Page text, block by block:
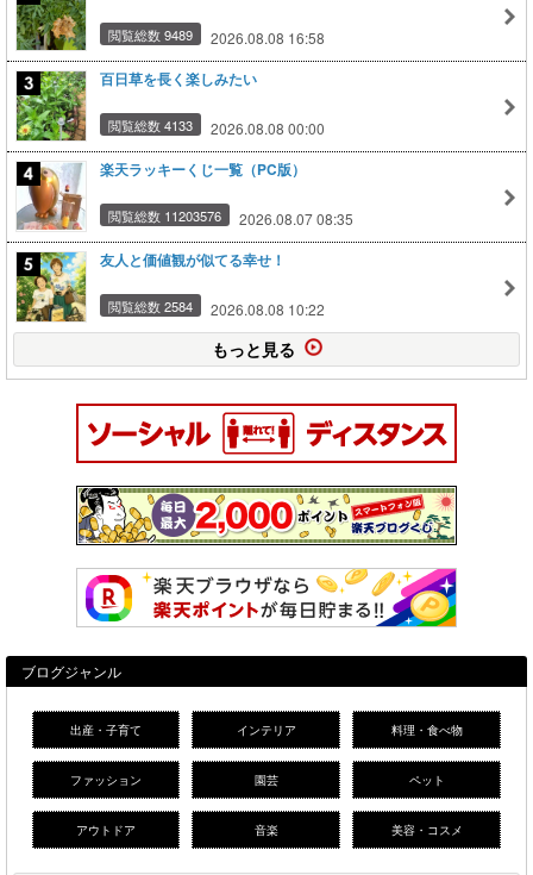
閲覧総数 9489 2026.08.08 16:58
百日草を長く楽しみたい
閲覧総数 4133 2026.08.08 00:00
楽天ラッキーくじ一覧（PC版）
閲覧総数 11203576 2026.08.07 08:35
友人と価値観が似てる幸せ！
閲覧総数 2584 2026.08.08 10:22
もっと見る
ブログジャンル
出産・子育て インテリア 料理・食べ物
ファッション 園芸 ペット
アウトドア 音楽 美容・コスメ